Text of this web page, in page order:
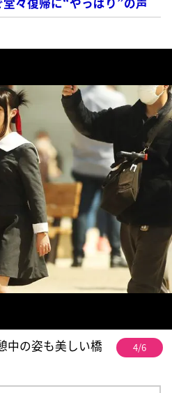
中の姿も美しい橋
4/6